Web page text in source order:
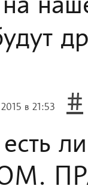
в 21:53 #